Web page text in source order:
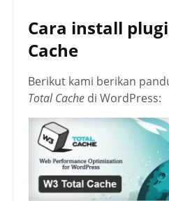
Cara install
Cache
Berikut kami berikan
Total Cache di WordPress: